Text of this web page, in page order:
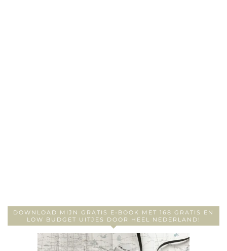
DOWNLOAD MIJN GRATIS E-BOOK MET 168 GRATIS EN
LOW BUDGET UITJES DOOR HEEL NEDERLAND!